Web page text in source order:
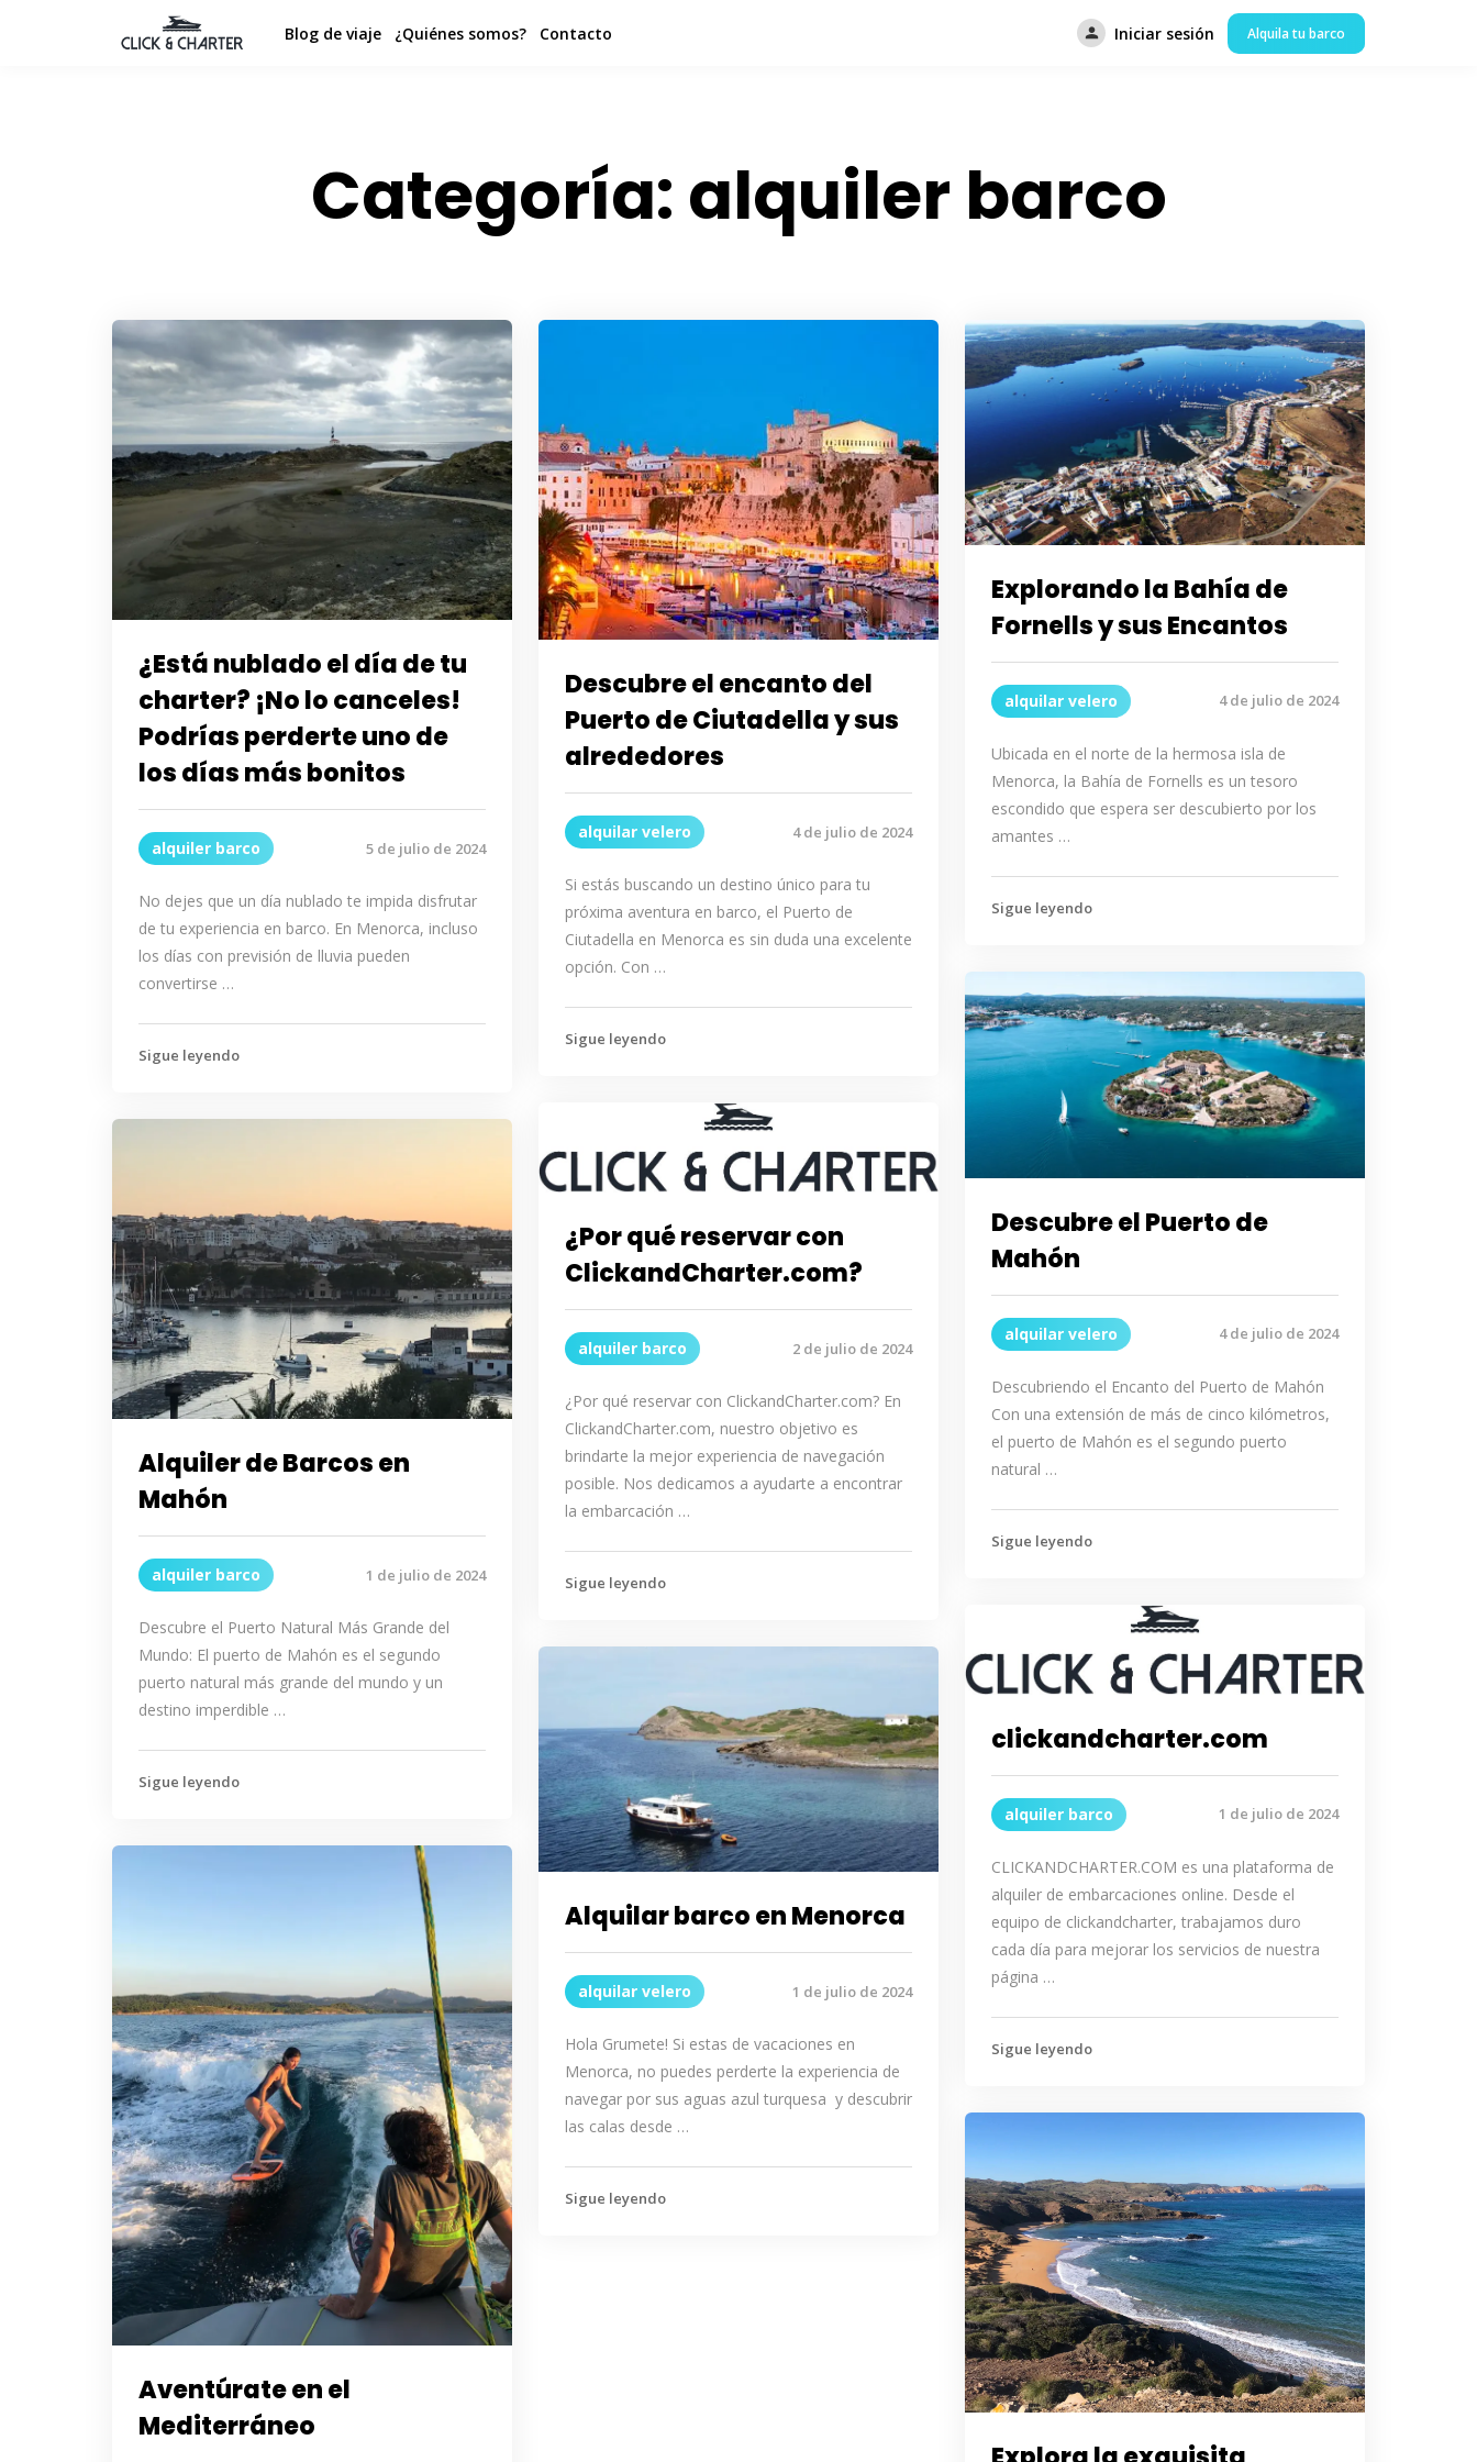
Blog de viaje ¿Quiénes somos? Contacto Iniciar sesión Alquila tu barco
Categoría: alquiler barco
¿Está nublado el día de tu
charter? ¡No lo canceles!
Podrías perderte uno de
los días más bonitos
alquiler barco 5 de julio de 2024
No dejes que un día nublado te impida disfrutar
de tu experiencia en barco. En Menorca, incluso
los días con previsión de lluvia pueden
convertirse …
Sigue leyendo
Descubre el encanto del
Puerto de Ciutadella y sus
alrededores
alquilar velero 4 de julio de 2024
Si estás buscando un destino único para tu
próxima aventura en barco, el Puerto de
Ciutadella en Menorca es sin duda una excelente
opción. Con …
Sigue leyendo
Explorando la Bahía de
Fornells y sus Encantos
alquilar velero 4 de julio de 2024
Ubicada en el norte de la hermosa isla de
Menorca, la Bahía de Fornells es un tesoro
escondido que espera ser descubierto por los
amantes …
Sigue leyendo
Descubre el Puerto de
Mahón
alquilar velero 4 de julio de 2024
Descubriendo el Encanto del Puerto de Mahón
Con una extensión de más de cinco kilómetros,
el puerto de Mahón es el segundo puerto
natural …
Sigue leyendo
¿Por qué reservar con
ClickandCharter.com?
alquiler barco 2 de julio de 2024
¿Por qué reservar con ClickandCharter.com? En
ClickandCharter.com, nuestro objetivo es
brindarte la mejor experiencia de navegación
posible. Nos dedicamos a ayudarte a encontrar
la embarcación …
Sigue leyendo
Alquiler de Barcos en
Mahón
alquiler barco 1 de julio de 2024
Descubre el Puerto Natural Más Grande del
Mundo: El puerto de Mahón es el segundo
puerto natural más grande del mundo y un
destino imperdible …
Sigue leyendo
clickandcharter.com
alquiler barco 1 de julio de 2024
CLICKANDCHARTER.COM es una plataforma de
alquiler de embarcaciones online. Desde el
equipo de clickandcharter, trabajamos duro
cada día para mejorar los servicios de nuestra
página …
Sigue leyendo
Alquilar barco en Menorca
alquilar velero 1 de julio de 2024
Hola Grumete! Si estas de vacaciones en
Menorca, no puedes perderte la experiencia de
navegar por sus aguas azul turquesa y descubrir
las calas desde …
Sigue leyendo
Aventúrate en el
Mediterráneo